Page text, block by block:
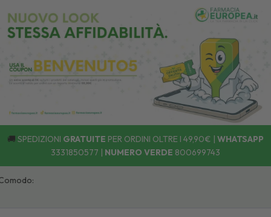
🚚 SPEDIZIONI GRATUITE PER ORDINI OLTRE I 49,90€ | WHATSAPP
3331850577 | NUMERO VERDE 800699743